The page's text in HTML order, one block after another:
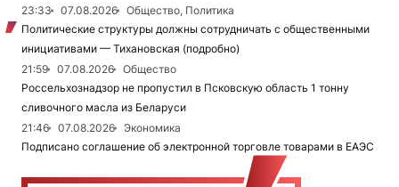
23:33
07.08.2026
Общество, Политика
Политические структуры должны сотрудничать с общественными
инициативами — Тихановская (подробно)
21:59
07.08.2026
Общество
Россельхознадзор не пропустил в Псковскую область 1 тонну
сливочного масла из Беларуси
21:46
07.08.2026
Экономика
Подписано соглашение об электронной торговле товарами в ЕАЭС